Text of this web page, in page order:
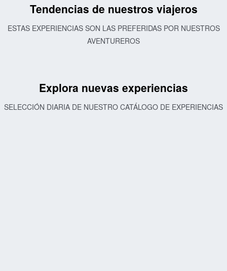
Tendencias de nuestros viajeros
ESTAS EXPERIENCIAS SON LAS PREFERIDAS POR NUESTROS
AVENTUREROS
Explora nuevas experiencias
SELECCIÓN DIARIA DE NUESTRO CATÁLOGO DE EXPERIENCIAS